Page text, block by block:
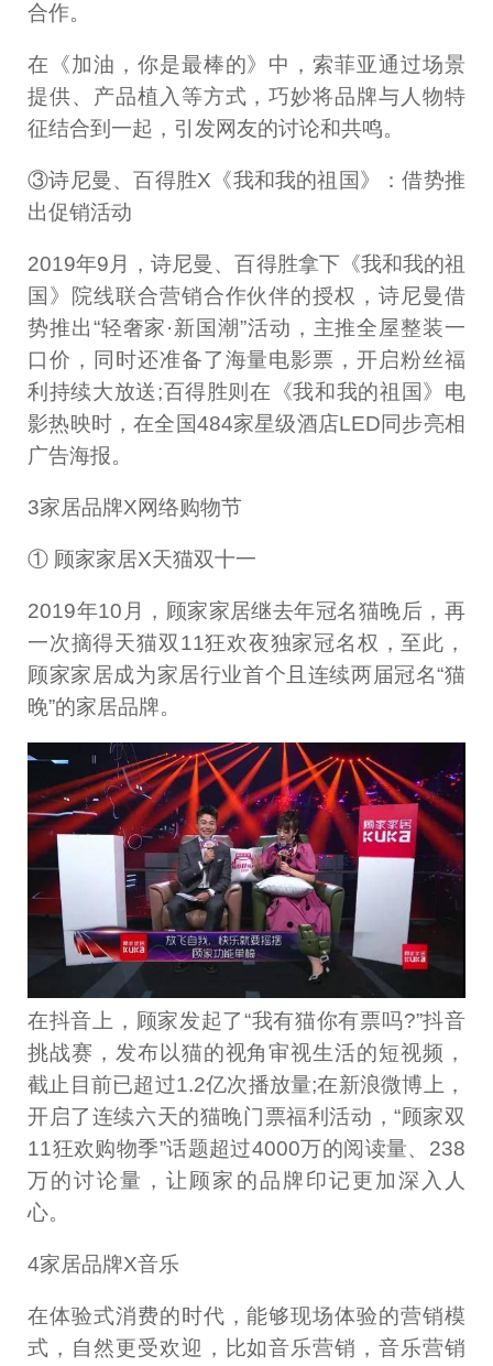
合作。
在《加油，你是最棒的》中，索菲亚通过场景
提供、产品植入等方式，巧妙将品牌与人物特
征结合到一起，引发网友的讨论和共鸣。
③诗尼曼、百得胜X《我和我的祖国》：借势推
出促销活动
2019年9月，诗尼曼、百得胜拿下《我和我的祖
国》院线联合营销合作伙伴的授权，诗尼曼借
势推出“轻奢家·新国潮”活动，主推全屋整装一
口价，同时还准备了海量电影票，开启粉丝福
利持续大放送;百得胜则在《我和我的祖国》电
影热映时，在全国484家星级酒店LED同步亮相
广告海报。
3家居品牌X网络购物节
① 顾家家居X天猫双十一
2019年10月，顾家家居继去年冠名猫晚后，再
一次摘得天猫双11狂欢夜独家冠名权，至此，
顾家家居成为家居行业首个且连续两届冠名“猫
晚”的家居品牌。
在抖音上，顾家发起了“我有猫你有票吗?”抖音
挑战赛，发布以猫的视角审视生活的短视频，
截止目前已超过1.2亿次播放量;在新浪微博上，
开启了连续六天的猫晚门票福利活动，“顾家双
11狂欢购物季”话题超过4000万的阅读量、238
万的讨论量，让顾家的品牌印记更加深入人
心。
4家居品牌X音乐
在体验式消费的时代，能够现场体验的营销模
式，自然更受欢迎，比如音乐营销，音乐营销